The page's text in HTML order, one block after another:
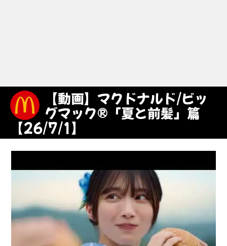
【動画】マクドナルド/ビッ
グマック®「夏と前髪」篇
【26/7/1】